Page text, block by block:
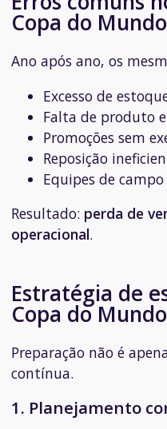
Copa do Mundo
Ano após ano, os
Excesso de
Falta de produto
Promoções sem
Reposição
Equipes de
Resultado: perda de
operacional.
Estratégia de
Copa do
Preparação não é
contínua.
1. Planejamento